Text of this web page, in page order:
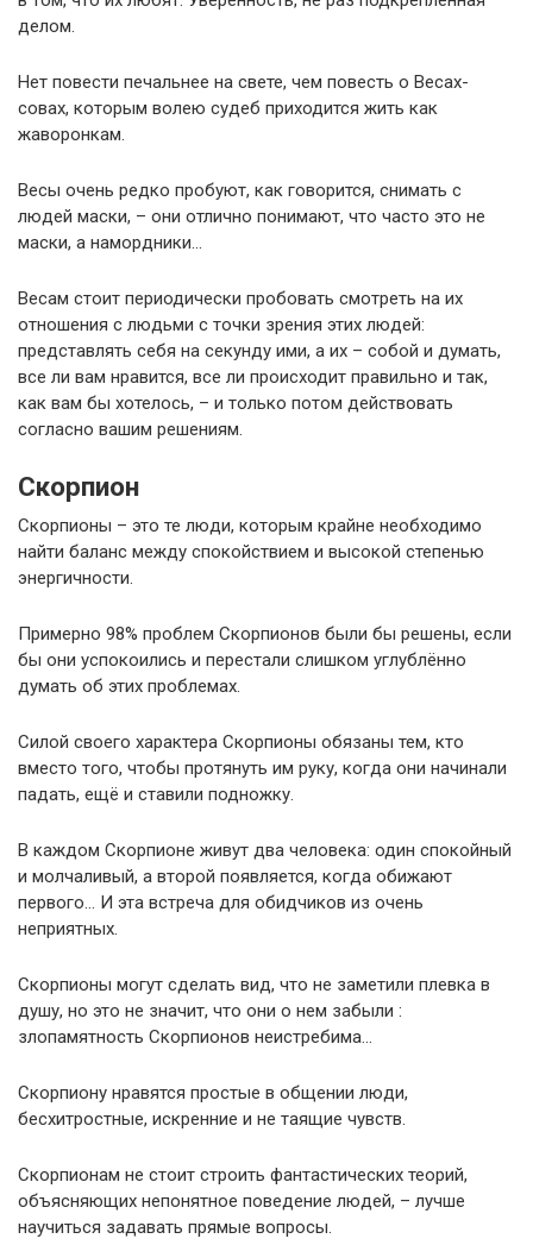
делом.
Нет повести печальнее на свете, чем повесть о Весах-
совах, которым волею судеб приходится жить как
жаворонкам.
Весы очень редко пробуют, как говорится, снимать с
людей маски, – они отлично понимают, что часто это не
маски, а намордники…
Весам стоит периодически пробовать смотреть на их
отношения с людьми с точки зрения этих людей:
представлять себя на секунду ими, а их – собой и думать,
все ли вам нравится, все ли происходит правильно и так,
как вам бы хотелось, – и только потом действовать
согласно вашим решениям.
Скорпион
Скорпионы – это те люди, которым крайне необходимо
найти баланс между спокойствием и высокой степенью
энергичности.
Примерно 98% проблем Скорпионов были бы решены, если
бы они успокоились и перестали слишком углублённо
думать об этих проблемах.
Силой своего характера Скорпионы обязаны тем, кто
вместо того, чтобы протянуть им руку, когда они начинали
падать, ещё и ставили подножку.
В каждом Скорпионе живут два человека: один спокойный
и молчаливый, а второй появляется, когда обижают
первого… И эта встреча для обидчиков из очень
неприятных.
Скорпионы могут сделать вид, что не заметили плевка в
душу, но это не значит, что они о нем забыли :
злопамятность Скорпионов неистребима…
Скорпиону нравятся простые в общении люди,
бесхитростные, искренние и не таящие чувств.
Скорпионам не стоит строить фантастических теорий,
объясняющих непонятное поведение людей, – лучше
научиться задавать прямые вопросы.